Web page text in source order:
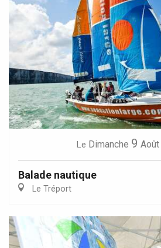
Le Dimanche 9 Août
Balade nautique
Le Tréport